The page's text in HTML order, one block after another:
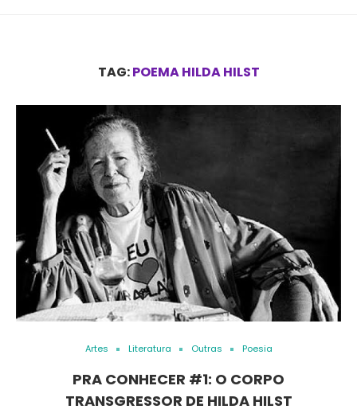
TAG:POEMA HILDA HILST
Artes Literatura Outras Poesia
PRA CONHECER #1: O CORPO
TRANSGRESSOR DE HILDA HILST